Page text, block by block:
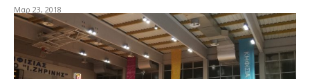
Μαρ 23, 2018